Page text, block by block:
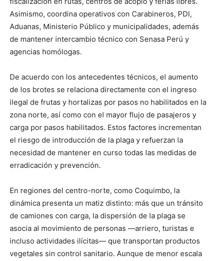
Asimismo, coordina operativos con Carabineros, PDI,
Aduanas, Ministerio Público y municipalidades, además
de mantener intercambio técnico con Senasa Perú y
agencias homólogas.
De acuerdo con los antecedentes técnicos, el aumento
de los brotes se relaciona directamente con el ingreso
ilegal de frutas y hortalizas por pasos no habilitados en la
zona norte, así como con el mayor flujo de pasajeros y
carga por pasos habilitados. Estos factores incrementan
el riesgo de introducción de la plaga y refuerzan la
necesidad de mantener en curso todas las medidas de
erradicación y prevención.
En regiones del centro-norte, como Coquimbo, la
dinámica presenta un matiz distinto: más que un tránsito
de camiones con carga, la dispersión de la plaga se
asocia al movimiento de personas —arriero, turistas e
incluso actividades ilícitas— que transportan productos
vegetales sin control sanitario. Aunque de menor escala